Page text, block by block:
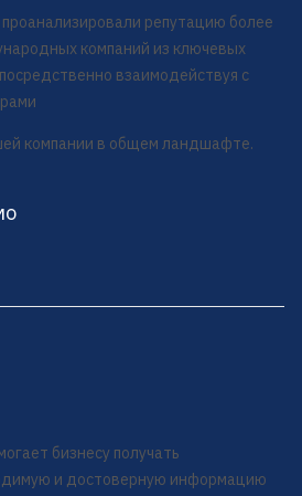
репутацию более
компаний из ключевых
взаимодействуя с
компании в общем ландшафте.
бизнесу получать
и достоверную информацию